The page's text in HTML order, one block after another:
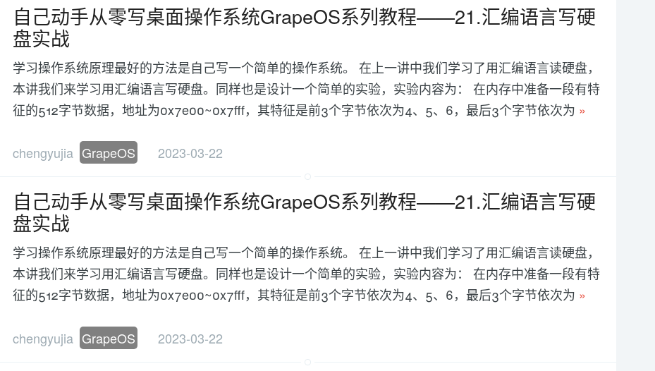
自己动手从零写桌面操作系统GrapeOS系列教程——21.汇编语言写硬
盘实战
学习操作系统原理最好的方法是自己写一个简单的操作系统。 在上一讲中我们学习了用汇编语言读硬盘，
本讲我们来学习用汇编语言写硬盘。同样也是设计一个简单的实验，实验内容为： 在内存中准备一段有特
征的512字节数据，地址为0x7e00~0x7fff，其特征是前3个字节依次为4、5、6，最后3个字节依次为 »
chengyujia GrapeOS 2023-03-22
自己动手从零写桌面操作系统GrapeOS系列教程——21.汇编语言写硬
盘实战
学习操作系统原理最好的方法是自己写一个简单的操作系统。 在上一讲中我们学习了用汇编语言读硬盘，
本讲我们来学习用汇编语言写硬盘。同样也是设计一个简单的实验，实验内容为： 在内存中准备一段有特
征的512字节数据，地址为0x7e00~0x7fff，其特征是前3个字节依次为4、5、6，最后3个字节依次为 »
chengyujia GrapeOS 2023-03-22